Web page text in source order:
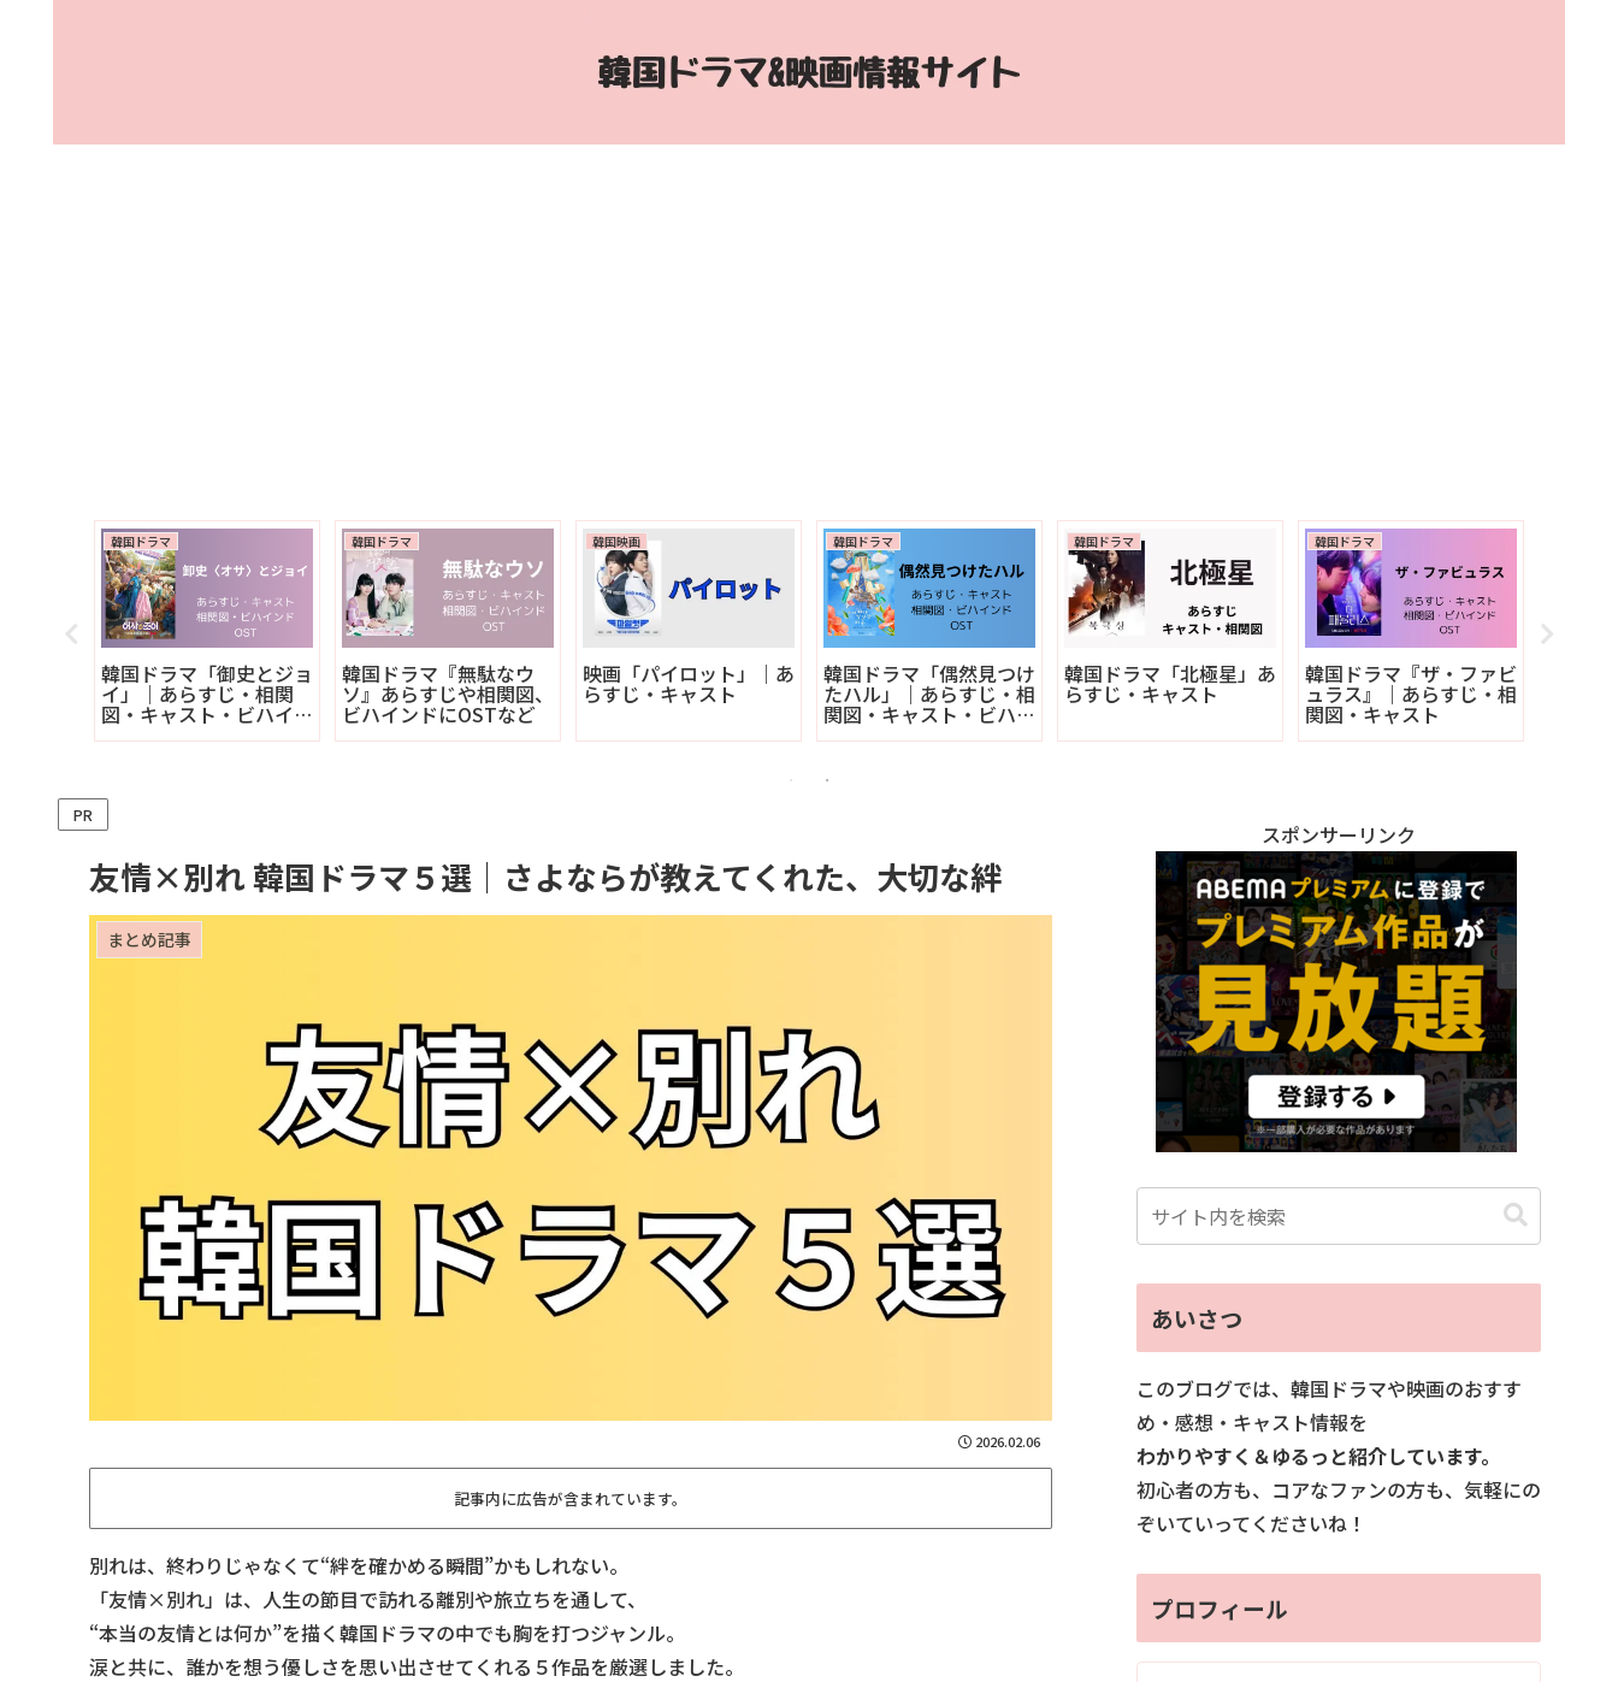
韓国ドラマ
韓国ドラマ「御史とジョ
イ」｜あらすじ・相関
図・キャスト・ビハイン
ド
韓国ドラマ
韓国ドラマ『無駄なウ
ソ』あらすじや相関図、
ビハインドにOSTなど
韓国映画
映画「パイロット」｜あ
らすじ・キャスト
韓国ドラマ
韓国ドラマ「偶然見つけ
たハル」｜あらすじ・相
関図・キャスト・ビハイ
ンド
韓国ドラマ
韓国ドラマ「北極星」あ
らすじ・キャスト
韓国ドラマ
韓国ドラマ『ザ・ファビ
ュラス』｜あらすじ・相
関図・キャスト
PR
友情×別れ 韓国ドラマ５選｜さよならが教えてくれた、大切な絆
まとめ記事
2026.02.06
記事内に広告が含まれています。
別れは、終わりじゃなくて“絆を確かめる瞬間”かもしれない。
「友情×別れ」は、人生の節目で訪れる離別や旅立ちを通して、
“本当の友情とは何か”を描く韓国ドラマの中でも胸を打つジャンル。
涙と共に、誰かを想う優しさを思い出させてくれる５作品を厳選しました。
スポンサーリンク
あいさつ
このブログでは、韓国ドラマや映画のおすす
め・感想・キャスト情報を
わかりやすく＆ゆるっと紹介しています。
初心者の方も、コアなファンの方も、気軽にの
ぞいていってくださいね！
プロフィール